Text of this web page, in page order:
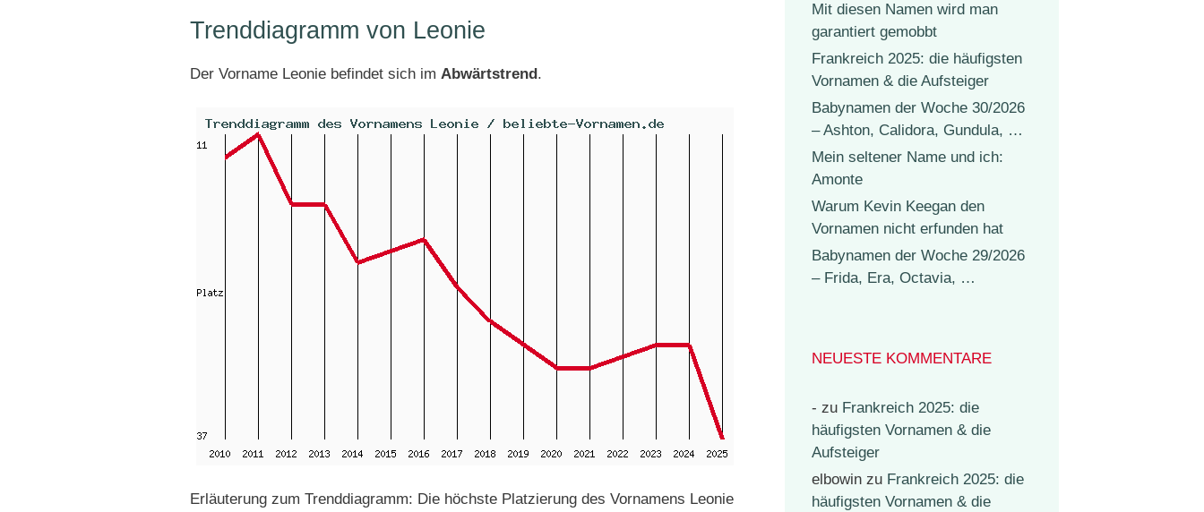
Trenddiagramm von Leonie
Der Vorname Leonie befindet sich im Abwärtstrend.
Erläuterung zum Trenddiagramm: Die höchste Platzierung des Vornamens Leonie
Mit diesen Namen wird man
garantiert gemobbt
Frankreich 2025: die häufigsten
Vornamen & die Aufsteiger
Babynamen der Woche 30/2026
– Ashton, Calidora, Gundula, …
Mein seltener Name und ich:
Amonte
Warum Kevin Keegan den
Vornamen nicht erfunden hat
Babynamen der Woche 29/2026
– Frida, Era, Octavia, …
NEUESTE KOMMENTARE
- zu Frankreich 2025: die
häufigsten Vornamen & die
Aufsteiger
elbowin zu Frankreich 2025: die
häufigsten Vornamen & die